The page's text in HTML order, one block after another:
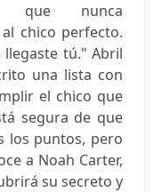
que nunca
chico perfecto.
llegaste tú." Abril
una lista con
el chico que
segura de que
los puntos, pero
a Noah Carter,
su secreto y